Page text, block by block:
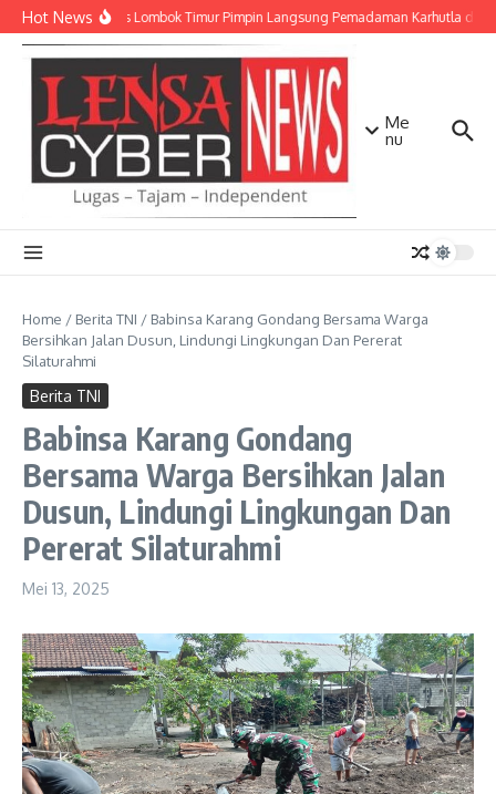
Lewati ke konten
Hot NewsKapolres Lombok Timur Pimpin Langsung Pemadaman Karhutla di
Me
nu
Home / Berita TNI / Babinsa Karang Gondang Bersama Warga
Bersihkan Jalan Dusun, Lindungi Lingkungan Dan Pererat
Silaturahmi
Berita TNI
Babinsa Karang Gondang
Bersama Warga Bersihkan Jalan
Dusun, Lindungi Lingkungan Dan
Pererat Silaturahmi
Mei 13, 2025